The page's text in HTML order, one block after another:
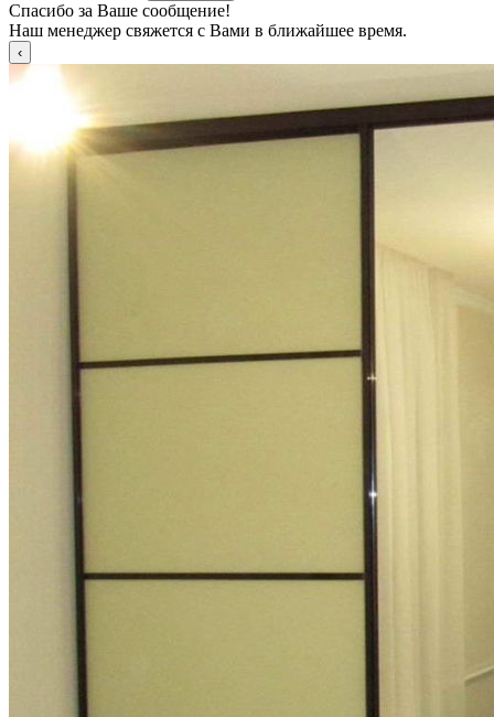
Спасибо за Ваше сообщение!
Наш менеджер свяжется с Вами в ближайшее время.